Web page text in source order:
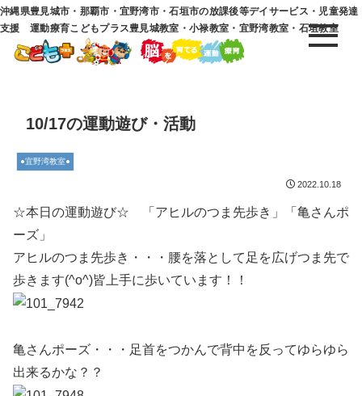
沖縄県豊見城市・那覇市・宜野湾市・石垣市の放課後等デイサービス・児童発達
支援 運動療育こどもプラス豊見城教室・小禄教室・宜野湾教室・石垣教室
10/17の運動遊び・活動
●宜野湾教室●
2022.10.18
☆本日の運動遊び☆ 「アヒルのつま先歩き」「亀さんポ
ーズ」
アヒルのつま先歩き・・・腰を落として足を広げつま先で
歩きます(^o^)皆上手に歩いています！！
亀さんポーズ・・・足首をつかんで背中を反ってゆらゆら
出来るかな？？